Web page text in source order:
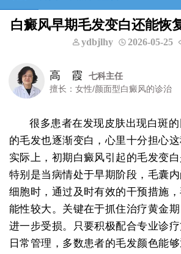
白癜风早期毛发变白还能恢
ydbjlhy 2026-05-25
主任
面型白癜风的诊治
很多患者在发现皮肤出现白斑
的毛发也逐渐变白，心里十分担心这
实际上，初期白癜风引起的毛发变白
特别是当病情处于早期阶段，毛囊
细胞时，通过及时有效的干预措施
能性较大。关键在于抓住治疗黄金
进一步受损。只要积极配合专业诊
日常管理，多数患者的毛发颜色能